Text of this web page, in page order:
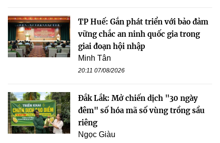
TP Huế: Gắn phát triển với bảo đảm
vững chắc an ninh quốc gia trong
giai đoạn hội nhập
Minh Tân
20:11 07/08/2026
Đắk Lắk: Mở chiến dịch "30 ngày
đêm" số hóa mã số vùng trồng sầu
riêng
Ngọc Giàu